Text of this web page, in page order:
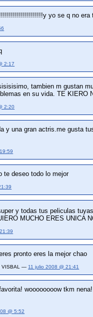
yo se q no era
2:17
tambien m gustan
en su vida. TE KIERO
2:20
y una gran actris.me gusta
te deseo todo lo mejor
y todas tus peliculas
MUCHO ERES UNICA
pronto eres la mejor chao
VISBAL — 11 julio 2008 @ 21:41
woooooooow tkm nena!
@ 5:52